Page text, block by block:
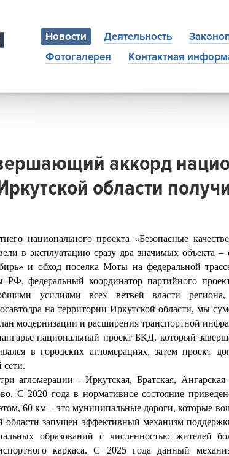
Новости Деятельность
Фотогалерея
Контактная
аккорд
области
национального проекта «Безопасные
в эксплуатацию сразу два значимых объекта –
и обход поселка Моты на федеральной
РФ, федеральный координатор партийного
усилиями всех ветвей власти
на территории Иркутской области, мы
модернизации и расширения транспортной
национальный проект БКД, который
в городских агломерациях, затем проект
агломерации - Иркутская, Братская,
С 2020 года в нормативное состояние
60 км – это муниципальные дороги, которые
запущен эффективный механизм
образований с численностью жителей
каркаса. С 2025 года данный